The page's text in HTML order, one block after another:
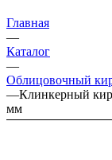
Главная
—
Каталог
—
Облицовочный
—Клинкерный
мм